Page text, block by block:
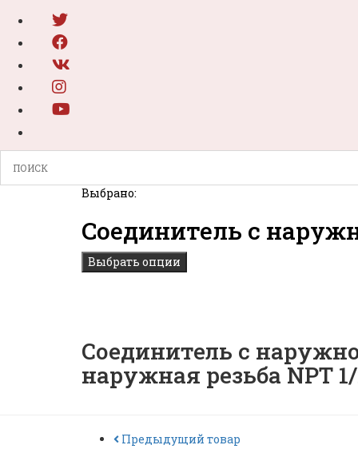
Выбрано:
Cоединитель с
Выбрать опции
Cоединитель с
наружная резьба NPT
Предыдущий товар